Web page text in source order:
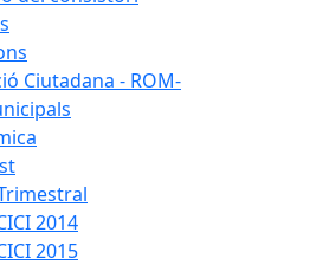
Ciutadana - ROM-
2014
2015